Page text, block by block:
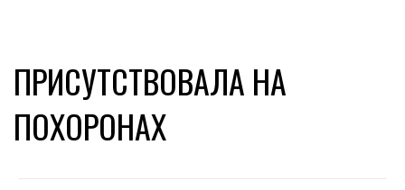
ПРИСУТСТВОВАЛА НА
ПОХОРОНАХ